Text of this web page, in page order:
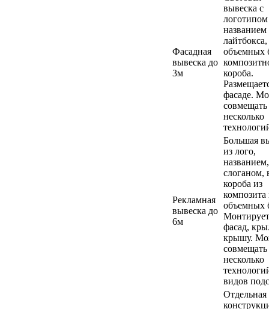
Фасадная
вывеска до
3м
вывеска с
названием
лайтбокса,
объемных
короба.
фасаде.
совмещать
несколько
Рекламная
вывеска до
6м
Большая
из лого,
названием,
слоганом,
короба из
композита
объемных
фасад,
крышу.
совмещать
несколько
видов
Отдельная